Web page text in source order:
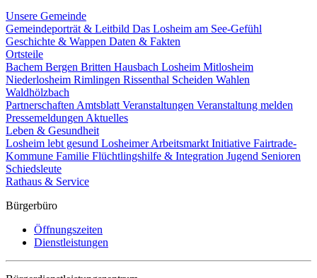
Unsere Gemeinde
Gemeindeporträt & Leitbild Das Losheim am See-Gefühl
Geschichte & Wappen Daten & Fakten
Ortsteile
Bachem Bergen Britten Hausbach Losheim Mitlosheim
Niederlosheim Rimlingen Rissenthal Scheiden Wahlen
Waldhölzbach
Partnerschaften Amtsblatt Veranstaltungen Veranstaltung melden
Pressemeldungen Aktuelles
Leben & Gesundheit
Losheim lebt gesund Losheimer Arbeitsmarkt Initiative Fairtrade-
Kommune Familie Flüchtlingshilfe & Integration Jugend Senioren
Schiedsleute
Rathaus & Service
Bürgerbüro
Öffnungszeiten
Dienstleistungen